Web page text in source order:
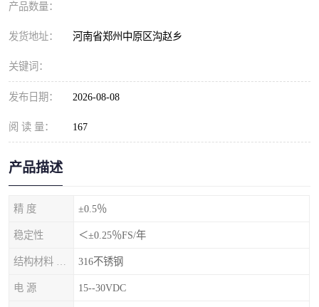
产品数量：
发货地址： 河南省郑州中原区沟赵乡
关键词：
发布日期： 2026-08-08
阅 读 量： 167
产品描述
精 度 ±0.5％
稳定性 ＜±0.25％FS/年
316不锈钢
电 源 15--30VDC